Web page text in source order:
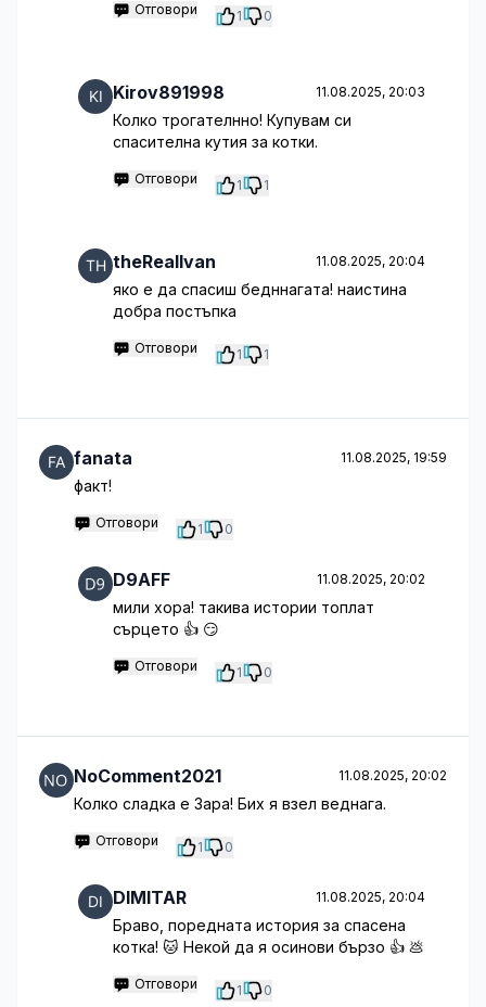
Отговори 1 0
Kirov891998 11.08.2025, 20:03
Колко трогателнно! Купувам си
спасителна кутия за котки.
Отговори 1 1
theRealIvan 11.08.2025, 20:04
яко е да спасиш бедннагата! наистина
добра постъпка
Отговори 1 1
fanata 11.08.2025, 19:59
факт!
Отговори 1 0
D9AFF 11.08.2025, 20:02
мили хора! такива истории топлат
сърцето 👍 😏
Отговори 1 0
NoComment2021 11.08.2025, 20:02
Колко сладка е Зара! Бих я взел веднага.
Отговори 1 0
DIMITAR 11.08.2025, 20:04
Браво, поредната история за спасена
котка! 🐱 Некой да я осинови бързо 👍 💩
Отговори 1 0